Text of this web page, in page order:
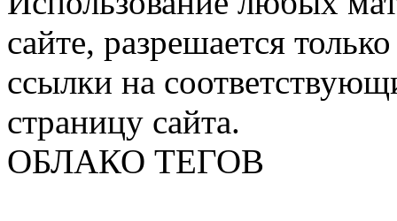
сайте, разрешается
ссылки на
страницу сайта.
ОБЛАКО ТЕГОВ